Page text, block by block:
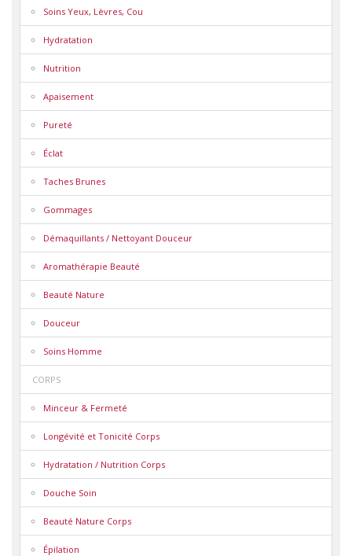
Soins Yeux, Lèvres, Cou
Hydratation
Nutrition
Apaisement
Pureté
Éclat
Taches Brunes
Gommages
Démaquillants / Nettoyant Douceur
Aromathérapie Beauté
Beauté Nature
Douceur
Soins Homme
CORPS
Minceur & Fermeté
Longévité et Tonicité Corps
Hydratation / Nutrition Corps
Douche Soin
Beauté Nature Corps
Épilation